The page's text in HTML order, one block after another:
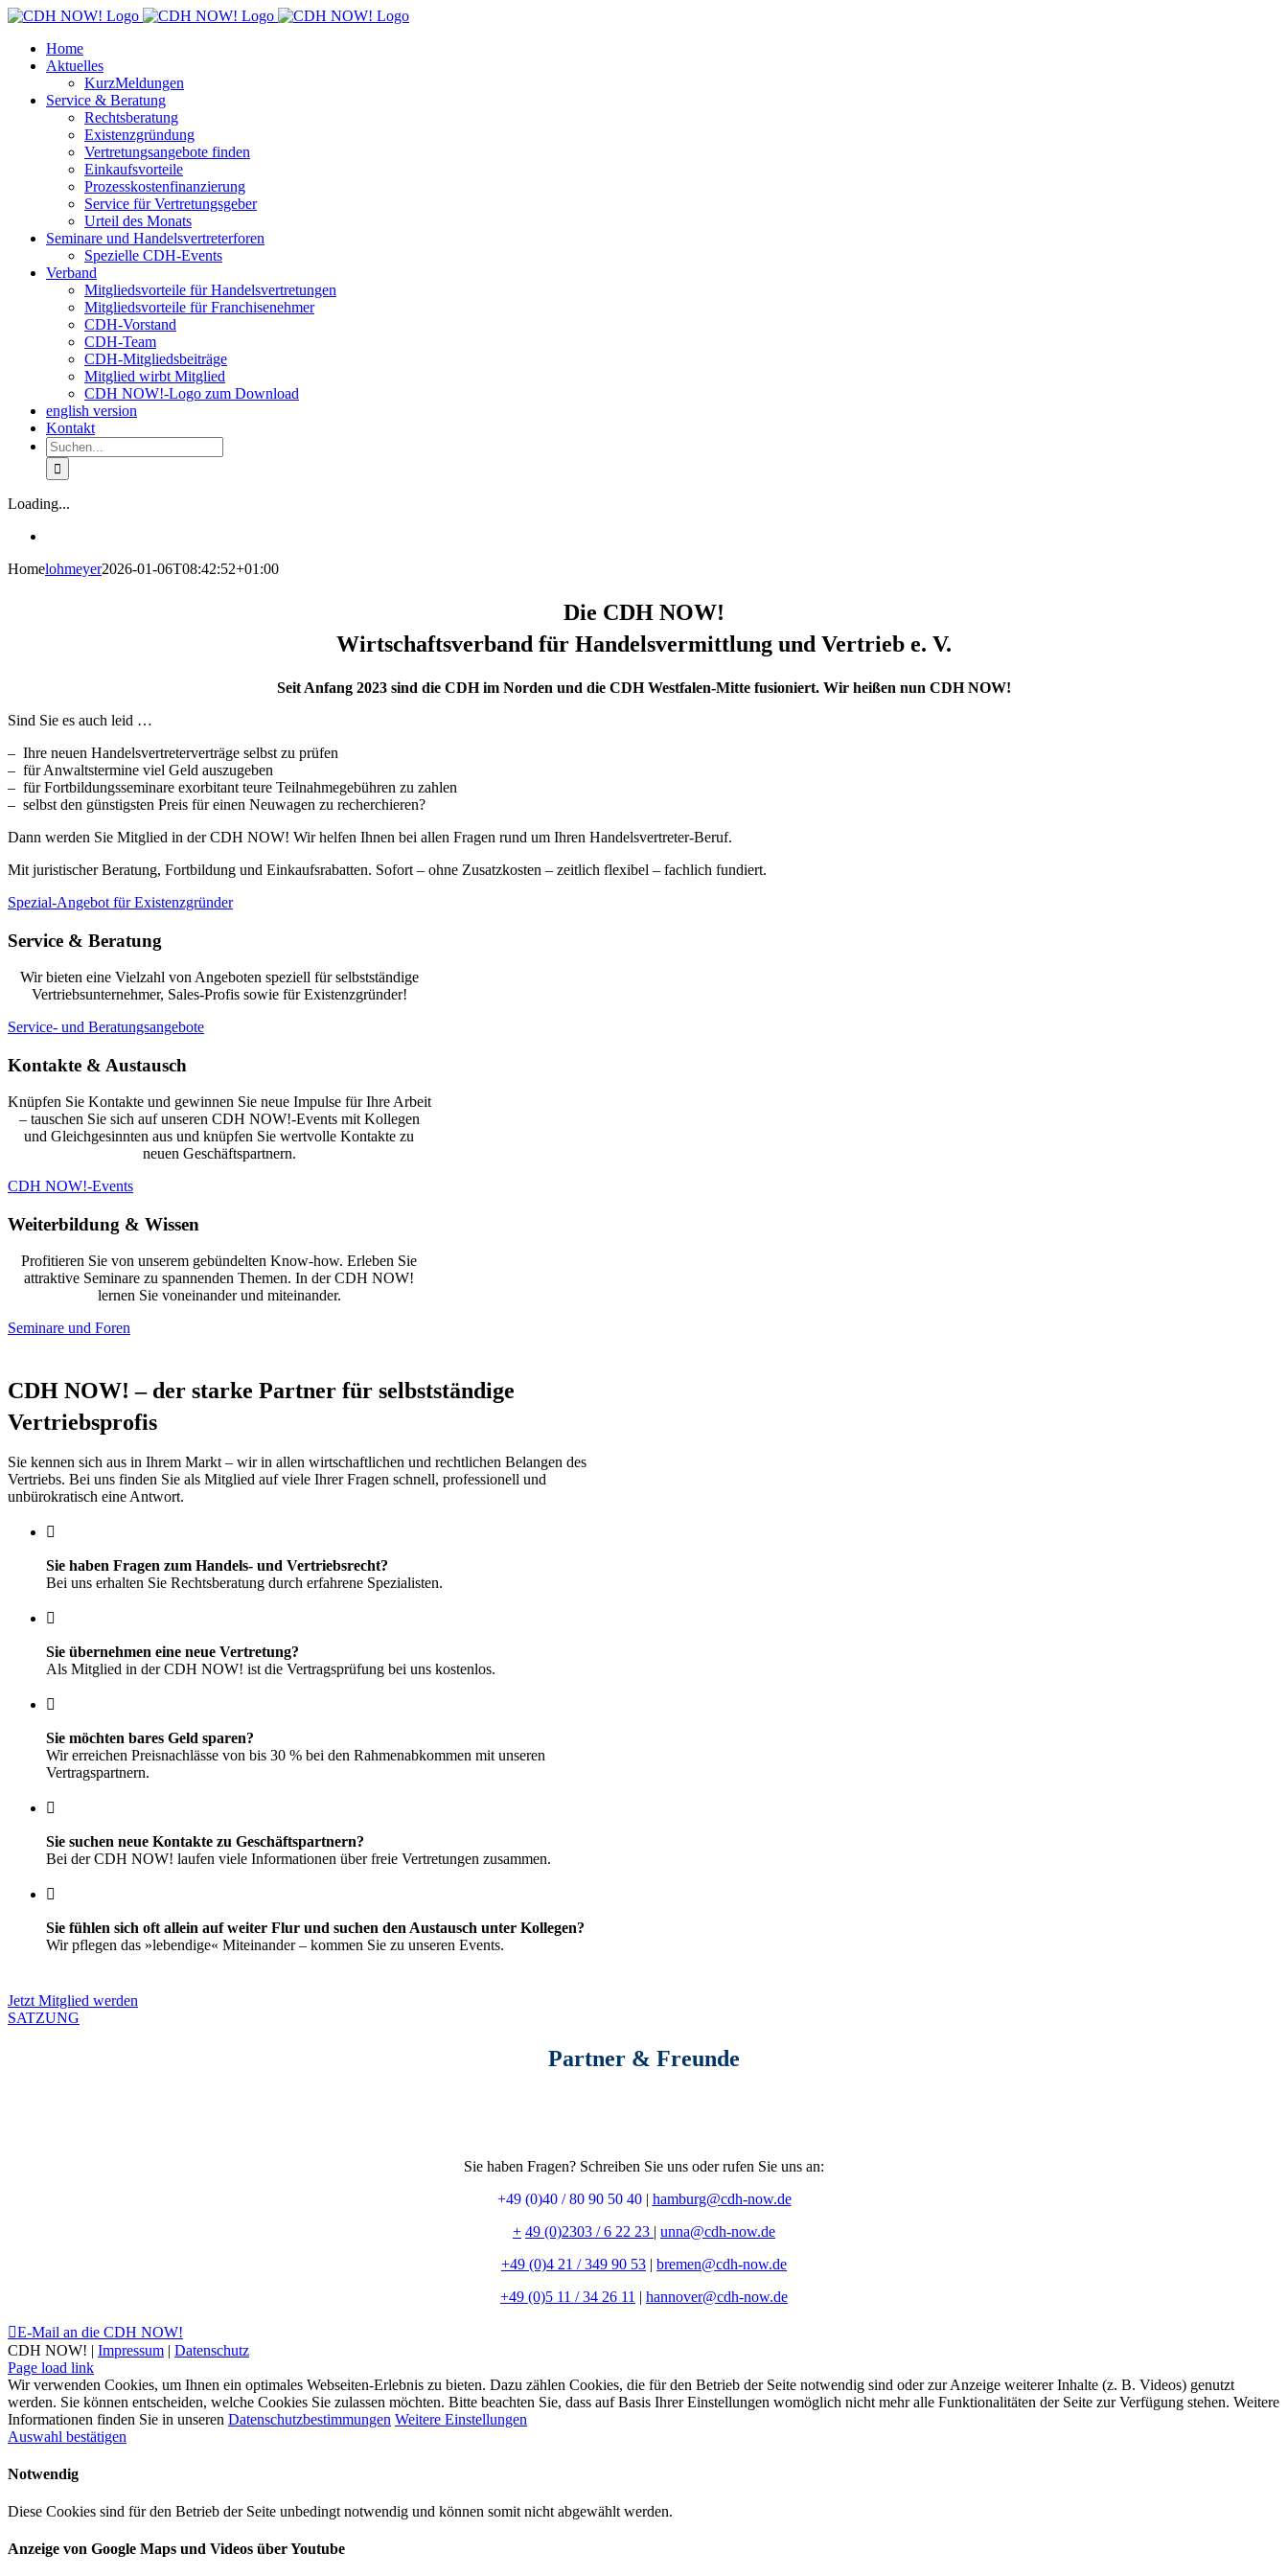
Zum
springenHome
Aktuelles
KurzMeldungen
Service & Beratung
Rechtsberatung
Existenzgründung
Vertretungsangebote finden
Einkaufsvorteile
Prozesskostenfinanzierung
Service für Vertretungsgeber
Urteil des Monats
Seminare und Handelsvertreterforen
Spezielle CDH-Events
Verband
Mitgliedsvorteile für Handelsvertretungen
Mitgliedsvorteile für Franchisenehmer
CDH-Vorstand
CDH-Team
CDH-Mitgliedsbeiträge
Mitglied wirbt Mitglied
CDH NOW!-Logo zum Download
english version
Kontakt
Suche
nach:
Loading...
Homelohmeyer2026-01-06T08:42:52+01:00
Die CDH NOW!
Wirtschaftsverband für Handelsvermittlung und Vertrieb e. V.
Seit Anfang 2023 sind die CDH im Norden und die CDH Westfalen-Mitte fusioniert. Wir heißen nun CDH NOW!
Sind Sie es auch leid …
– Ihre neuen Handelsvertreterverträge selbst zu prüfen
– für Anwaltstermine viel Geld auszugeben
– für Fortbildungsseminare exorbitant teure Teilnahmegebühren zu zahlen
– selbst den günstigsten Preis für einen Neuwagen zu recherchieren?
Dann werden Sie Mitglied in der CDH NOW! Wir helfen Ihnen bei allen Fragen rund um Ihren Handelsvertreter-Beruf.
Mit juristischer Beratung, Fortbildung und Einkaufsrabatten. Sofort – ohne Zusatzkosten – zeitlich flexibel – fachlich fundiert.
Spezial-Angebot für Existenzgründer
Service & Beratung
Wir bieten eine Vielzahl von Angeboten speziell für selbstständige
Vertriebsunternehmer, Sales-Profis sowie für Existenzgründer!
Service- und Beratungsangebote
Kontakte & Austausch
Knüpfen Sie Kontakte und gewinnen Sie neue Impulse für Ihre Arbeit
– tauschen Sie sich auf unseren CDH NOW!-Events mit Kollegen
und Gleichgesinnten aus und knüpfen Sie wertvolle Kontakte zu
neuen Geschäftspartnern.
CDH NOW!-Events
Weiterbildung & Wissen
Profitieren Sie von unserem gebündelten Know-how. Erleben Sie
attraktive Seminare zu spannenden Themen. In der CDH NOW!
lernen Sie voneinander und miteinander.
Seminare und Foren
CDH NOW! – der starke Partner für selbstständige
Vertriebsprofis
Sie kennen sich aus in Ihrem Markt – wir in allen wirtschaftlichen und rechtlichen Belangen des
Vertriebs. Bei uns finden Sie als Mitglied auf viele Ihrer Fragen schnell, professionell und
unbürokratisch eine Antwort.
Sie haben Fragen zum Handels- und Vertriebsrecht?
Bei uns erhalten Sie Rechtsberatung durch erfahrene Spezialisten.
Sie übernehmen eine neue Vertretung?
Als Mitglied in der CDH NOW! ist die Vertragsprüfung bei uns kostenlos.
Sie möchten bares Geld sparen?
Wir erreichen Preisnachlässe von bis 30 % bei den Rahmenabkommen mit unseren
Vertragspartnern.
Sie suchen neue Kontakte zu Geschäftspartnern?
Bei der CDH NOW! laufen viele Informationen über freie Vertretungen zusammen.
Sie fühlen sich oft allein auf weiter Flur und suchen den Austausch unter Kollegen?
Wir pflegen das »lebendige« Miteinander – kommen Sie zu unseren Events.
Jetzt Mitglied werden
SATZUNG
Partner & Freunde
Sie haben Fragen? Schreiben Sie uns oder rufen Sie uns an:
+49 (0)40 / 80 90 50 40| hamburg@cdh-now.de
+ 49 (0)2303 / 6 22 23 | unna@cdh-now.de
+49 (0)4 21 / 349 90 53 | bremen@cdh-now.de
+49 (0)5 11 / 34 26 11 | hannover@cdh-now.de
E-Mail an die CDH NOW!
CDH NOW! | Impressum | Datenschutz
Xing
Facebook
X
YouTube
LinkedIn
Page load link
Wir verwenden Cookies, um Ihnen ein optimales Webseiten-Erlebnis zu bieten. Dazu zählen Cookies, die für den Betrieb der Seite notwendig sind oder zur Anzeige weiterer Inhalte (z. B. Videos) genutzt
werden. Sie können entscheiden, welche Cookies Sie zulassen möchten. Bitte beachten Sie, dass auf Basis Ihrer Einstellungen womöglich nicht mehr alle Funktionalitäten der Seite zur Verfügung stehen. Weitere
Informationen finden Sie in unseren Datenschutzbestimmungen Weitere Einstellungen
Auswahl bestätigen
Notwendig
Diese Cookies sind für den Betrieb der Seite unbedingt notwendig und können somit nicht abgewählt werden.
Anzeige von Google Maps und Videos über Youtube